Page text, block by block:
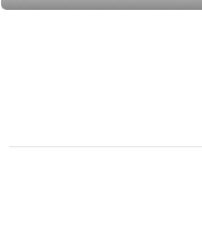
Тайган